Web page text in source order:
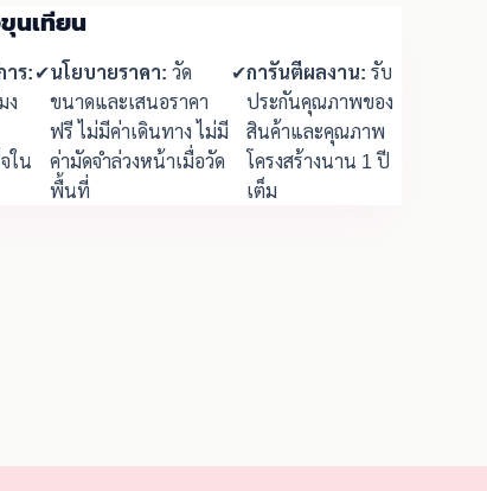
นเทียน
าร:
ง
ใน
✔นโยบายราคา: วัด
ขนาดและเสนอราคา
ฟรี ไม่มีค่าเดินทาง ไม่มี
ค่ามัดจำล่วงหน้าเมื่อวัด
พื้นที่
✔การันตีผลงาน: รับ
ประกันคุณภาพของ
สินค้าและคุณภาพ
โครงสร้างนาน 1 ปี
เต็ม